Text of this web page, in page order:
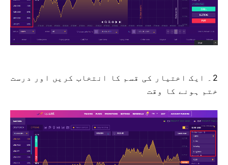
2۔ ایک اختیار کی قسم کا انتخاب کریں اور درست
ختم ہونے کا وقت